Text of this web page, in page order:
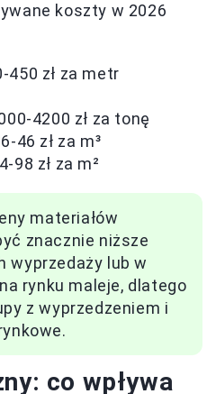
koszty w 2026
450 zł za metr
4200 zł za tonę
46 zł za m³
98 zł za m²
materiałów
znacznie niższe
wyprzedaży lub w
rynku maleje, dlatego
z wyprzedzeniem i
co wpływa